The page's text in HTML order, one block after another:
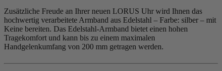
Zusätzliche Freude an Ihrer neuen LORUS Uhr wird Ihnen das
hochwertig verarbeitete Armband aus Edelstahl – Farbe: silber – mit
Keine bereiten. Das Edelstahl-Armband bietet einen hohen
Tragekomfort und kann bis zu einem maximalen
Handgelenkumfang von 200 mm getragen werden.